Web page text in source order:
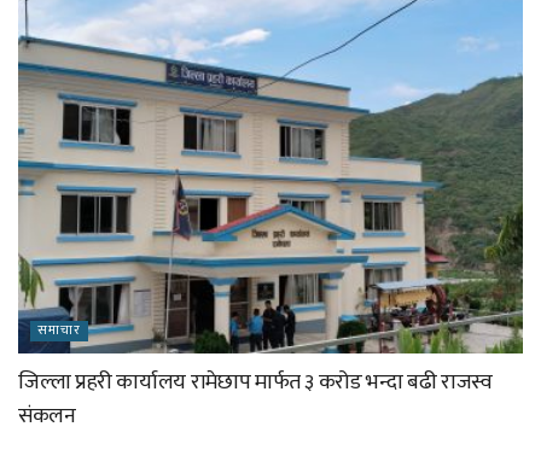
समाचार
जिल्ला प्रहरी कार्यालय रामेछाप मार्फत ३ करोड भन्दा बढी राजस्व
संकलन